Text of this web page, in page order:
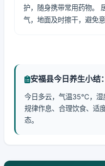
护，随身携带常用药物。
气，地面及时擦干，避免意
安福县今日养生小结：
今日多云，气温35℃，湿
规律作息、合理饮食、适
态。